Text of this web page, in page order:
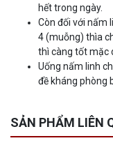
hết trong ngày.
Còn đối với nấm
4 (muỗng) thìa
thì càng tốt mặc
Uống nấm linh
đề kháng phòng
SẢN PHẨM LIÊN